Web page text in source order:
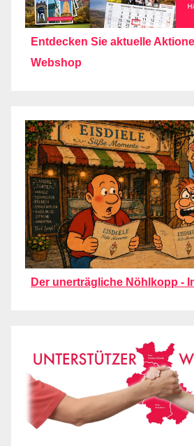
Entdecken Sie aktuelle
Webshop
Der unerträgliche Nöhlkopp -